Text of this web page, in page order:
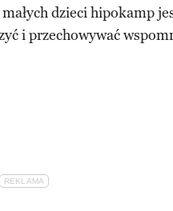
dzieci hipokamp
i przechowywać